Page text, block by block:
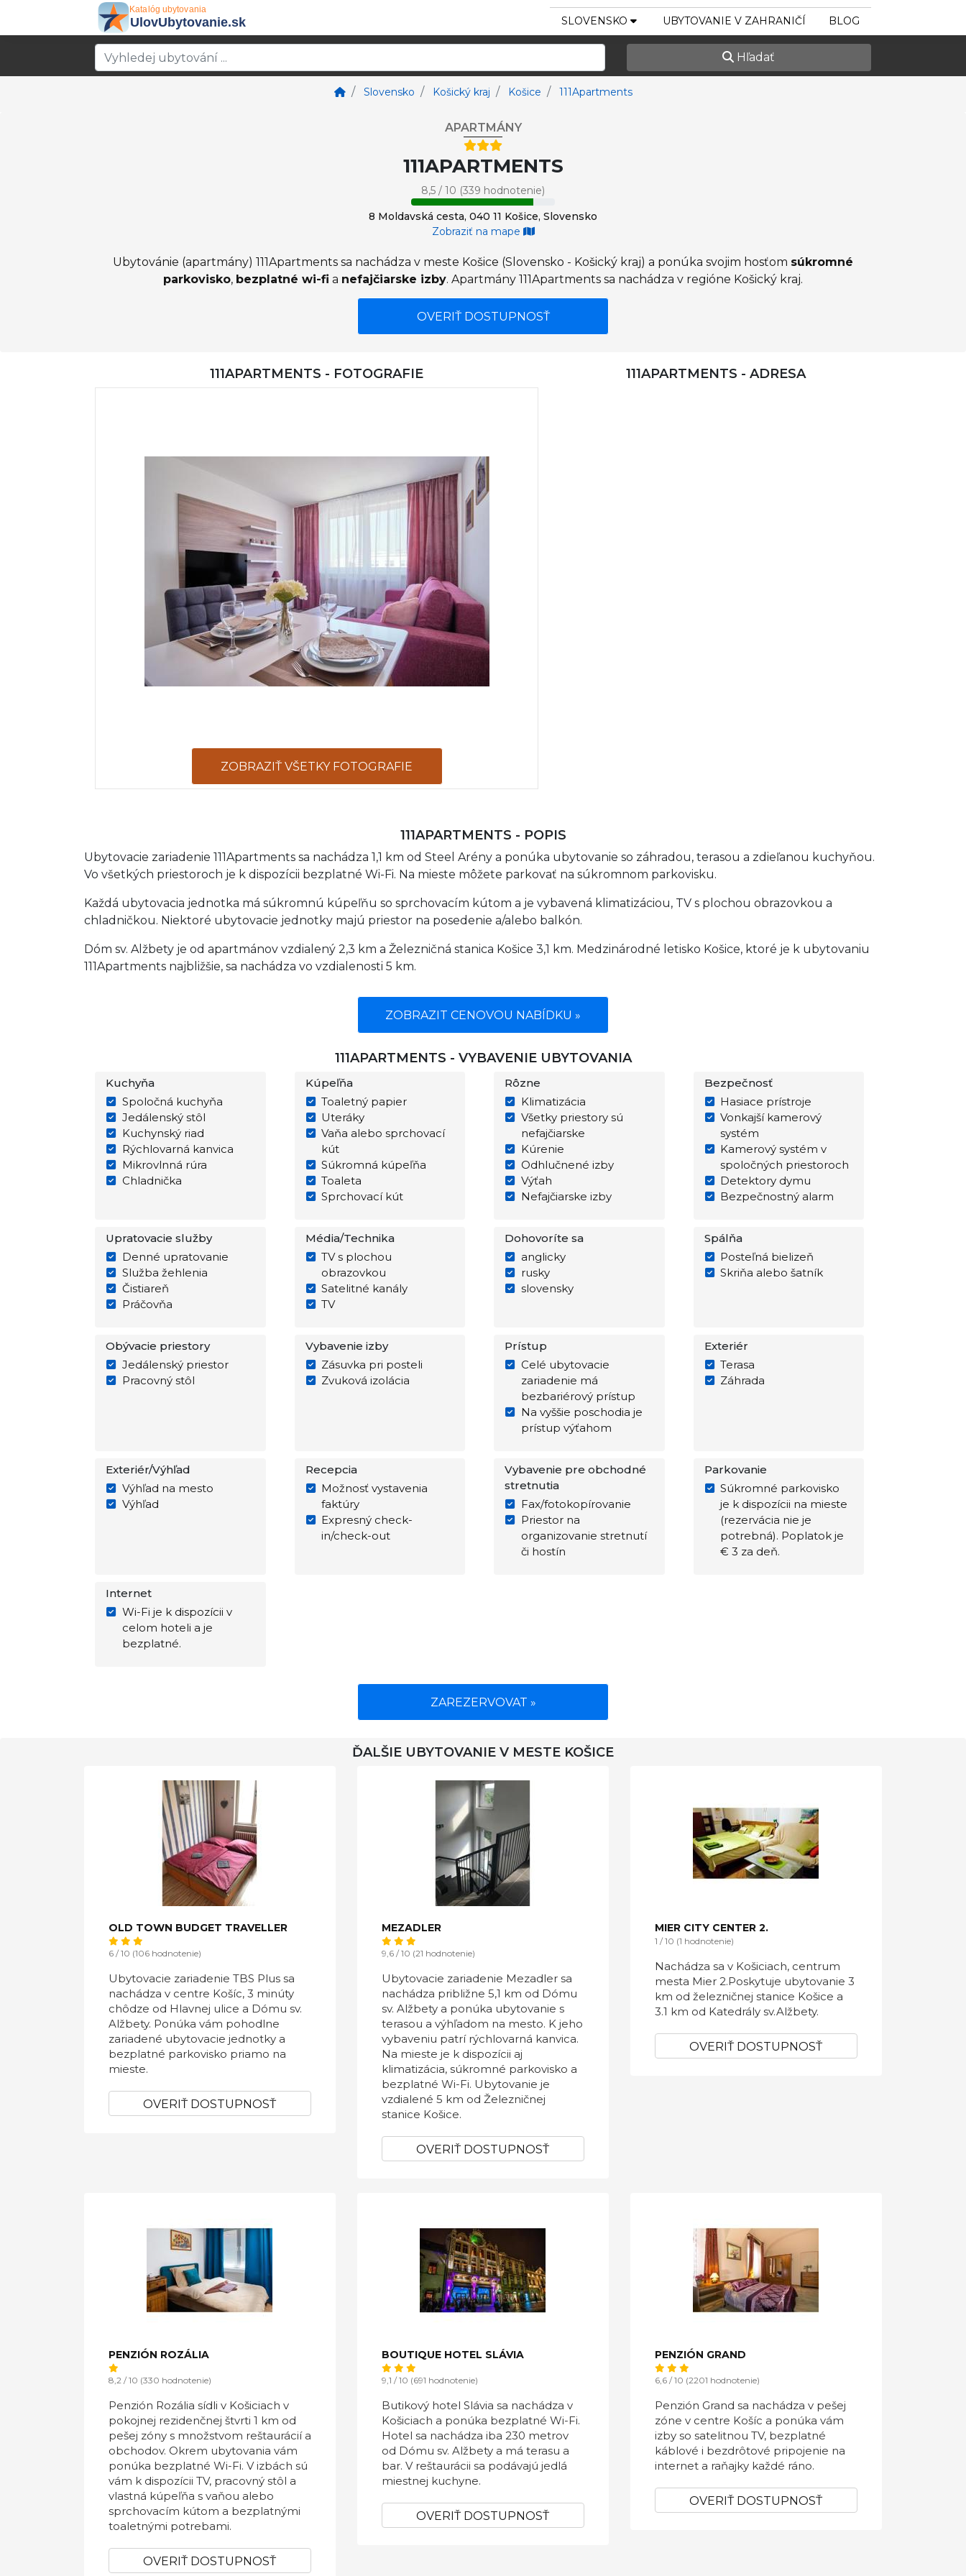
SLOVENSKO UBYTOVANIE V ZAHRANIČÍ BLOG
Hľadať
Slovensko Košický kraj Košice 111Apartments
APARTMÁNY
111APARTMENTS
8,5 / 10 (339 hodnotenie)
8 Moldavská cesta, 040 11 Košice, Slovensko
Zobraziť na mape
Ubytovánie (apartmány) 111Apartments sa nachádza v meste Košice (Slovensko - Košický kraj) a ponúka svojim hosťom súkromné
parkovisko, bezplatné wi-fi a nefajčiarske izby. Apartmány 111Apartments sa nachádza v regióne Košický kraj.
OVERIŤ DOSTUPNOSŤ
111APARTMENTS - FOTOGRAFIE
ZOBRAZIŤ VŠETKY FOTOGRAFIE
111APARTMENTS - ADRESA
111APARTMENTS - POPIS
Ubytovacie zariadenie 111Apartments sa nachádza 1,1 km od Steel Arény a ponúka ubytovanie so záhradou, terasou a zdieľanou kuchyňou.
Vo všetkých priestoroch je k dispozícii bezplatné Wi-Fi. Na mieste môžete parkovať na súkromnom parkovisku.
Každá ubytovacia jednotka má súkromnú kúpeľňu so sprchovacím kútom a je vybavená klimatizáciou, TV s plochou obrazovkou a
chladničkou. Niektoré ubytovacie jednotky majú priestor na posedenie a/alebo balkón.
Dóm sv. Alžbety je od apartmánov vzdialený 2,3 km a Železničná stanica Košice 3,1 km. Medzinárodné letisko Košice, ktoré je k ubytovaniu
111Apartments najbližšie, sa nachádza vo vzdialenosti 5 km.
ZOBRAZIT CENOVOU NABÍDKU »
111APARTMENTS - VYBAVENIE UBYTOVANIA
Kuchyňa
Spoločná kuchyňa
Jedálenský stôl
Kuchynský riad
Rýchlovarná kanvica
Mikrovlnná rúra
Chladnička
Kúpeľňa
Toaletný papier
Uteráky
Vaňa alebo sprchovací
kút
Súkromná kúpeľňa
Toaleta
Sprchovací kút
Rôzne
Klimatizácia
Všetky priestory sú
nefajčiarske
Kúrenie
Odhlučnené izby
Výťah
Nefajčiarske izby
Bezpečnosť
Hasiace prístroje
Vonkajší kamerový
systém
Kamerový systém v
spoločných priestoroch
Detektory dymu
Bezpečnostný alarm
Upratovacie služby
Denné upratovanie
Služba žehlenia
Čistiareň
Práčovňa
Média/Technika
TV s plochou
obrazovkou
Satelitné kanály
TV
Dohovoríte sa
anglicky
rusky
slovensky
Spálňa
Posteľná bielizeň
Skriňa alebo šatník
Obývacie priestory
Jedálenský priestor
Pracovný stôl
Vybavenie izby
Zásuvka pri posteli
Zvuková izolácia
Prístup
Celé ubytovacie
zariadenie má
bezbariérový prístup
Na vyššie poschodia je
prístup výťahom
Exteriér
Terasa
Záhrada
Exteriér/Výhľad
Výhľad na mesto
Výhľad
Recepcia
Možnosť vystavenia
faktúry
Expresný check-
in/check-out
Vybavenie pre obchodné
stretnutia
Fax/fotokopírovanie
Priestor na
organizovanie stretnutí
či hostín
Parkovanie
Súkromné parkovisko
je k dispozícii na mieste
(rezervácia nie je
potrebná). Poplatok je
€ 3 za deň.
Internet
Wi-Fi je k dispozícii v
celom hoteli a je
bezplatné.
ZAREZERVOVAT »
ĎALŠIE UBYTOVANIE V MESTE KOŠICE
OLD TOWN BUDGET TRAVELLER
6 / 10 (106 hodnotenie)
Ubytovacie zariadenie TBS Plus sa
nachádza v centre Košíc, 3 minúty
chôdze od Hlavnej ulice a Dómu sv.
Alžbety. Ponúka vám pohodlne
zariadené ubytovacie jednotky a
bezplatné parkovisko priamo na
mieste.
OVERIŤ DOSTUPNOSŤ
MEZADLER
9,6 / 10 (21 hodnotenie)
Ubytovacie zariadenie Mezadler sa
nachádza približne 5,1 km od Dómu
sv. Alžbety a ponúka ubytovanie s
terasou a výhľadom na mesto. K jeho
vybaveniu patrí rýchlovarná kanvica.
Na mieste je k dispozícii aj
klimatizácia, súkromné parkovisko a
bezplatné Wi-Fi. Ubytovanie je
vzdialené 5 km od Železničnej
stanice Košice.
OVERIŤ DOSTUPNOSŤ
MIER CITY CENTER 2.
1 / 10 (1 hodnotenie)
Nachádza sa v Košiciach, centrum
mesta Mier 2.Poskytuje ubytovanie 3
km od železničnej stanice Košice a
3.1 km od Katedrály sv.Alžbety.
OVERIŤ DOSTUPNOSŤ
PENZIÓN ROZÁLIA
8,2 / 10 (330 hodnotenie)
Penzión Rozália sídli v Košiciach v
pokojnej rezidenčnej štvrti 1 km od
pešej zóny s množstvom reštaurácií a
obchodov. Okrem ubytovania vám
ponúka bezplatné Wi-Fi. V izbách sú
vám k dispozícii TV, pracovný stôl a
vlastná kúpeľňa s vaňou alebo
sprchovacím kútom a bezplatnými
toaletnými potrebami.
OVERIŤ DOSTUPNOSŤ
BOUTIQUE HOTEL SLÁVIA
9,1 / 10 (691 hodnotenie)
Butikový hotel Slávia sa nachádza v
Košiciach a ponúka bezplatné Wi-Fi.
Hotel sa nachádza iba 230 metrov
od Dómu sv. Alžbety a má terasu a
bar. V reštaurácii sa podávajú jedlá
miestnej kuchyne.
OVERIŤ DOSTUPNOSŤ
PENZIÓN GRAND
6,6 / 10 (2201 hodnotenie)
Penzión Grand sa nachádza v pešej
zóne v centre Košíc a ponúka vám
izby so satelitnou TV, bezplatné
káblové i bezdrôtové pripojenie na
internet a raňajky každé ráno.
OVERIŤ DOSTUPNOSŤ